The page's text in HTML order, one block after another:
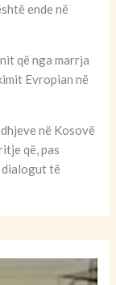
ende në
që nga marrja
Evropian në
në Kosovë
që, pas
të